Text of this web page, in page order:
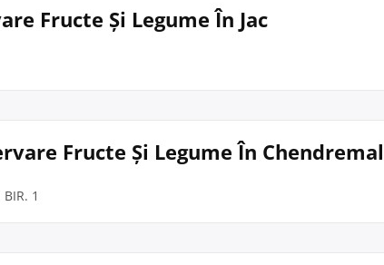
Fructe Și Legume În Jac
Fructe Și Legume În Chendremal
1